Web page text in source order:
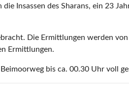
Insassen des Sharans, ein 23
Die Ermittlungen werden
Ermittlungen.
bis ca. 00.30 Uhr voll